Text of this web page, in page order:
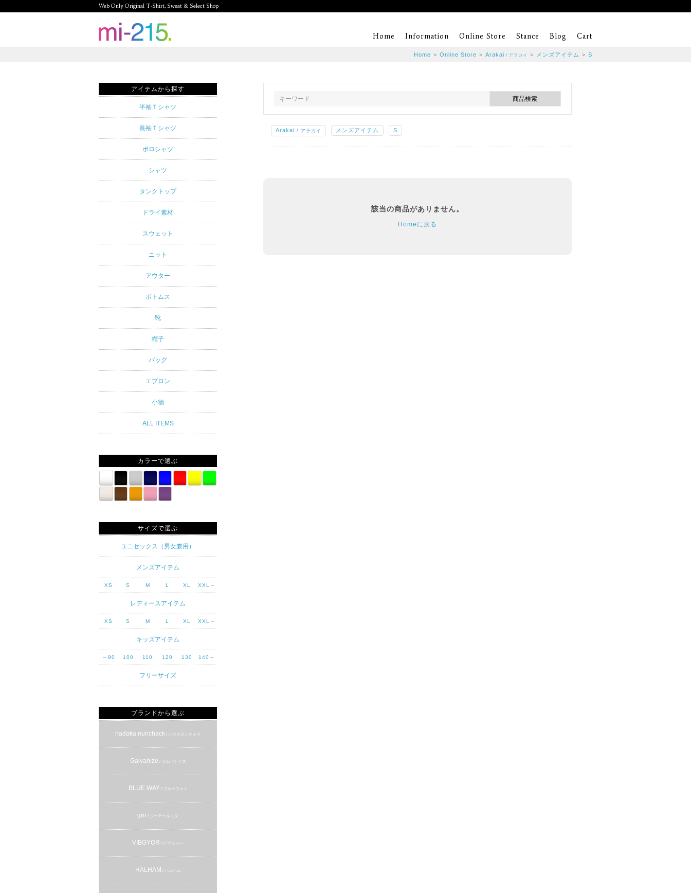
Web Only Original T-Shirt, Sweat & Select Shop
mi-215.
Original T-
Sweat &
Select
Shop mi-
215. Tシャ
ツを中心と
したカジュ
アルスタイ
ルブランド
専門通販
Home Information Online Store Stance Blog Cart
Home > Online Store > Arakai / アラカイ > メンズアイテム > S
Arakai / アラカイ メンズアイテム S
該当の商品がありません。
Homeに戻る
アイテムから探す
半袖Ｔシャツ
長袖Ｔシャツ
ポロシャツ
シャツ
タンクトップ
ドライ素材
スウェット
ニット
アウター
ボトムス
靴
帽子
バッグ
エプロン
小物
ALL ITEMS
カラーで選ぶ
サイズで選ぶ
ユニセックス（男女兼用）
メンズアイテム
XS S M L XL XXL～
レディースアイテム
XS S M L XL XXL～
キッズアイテム
～90 100 110 120 130 140～
フリーサイズ
ブランドから選ぶ
hadaka nunchack/ ハダカヌンチャク
Galvanize / ガルバナイズ
BLUE WAY / ブルーウェイ
grn / ジーアールエヌ
VIBGYOR / ビブジョー
HALHAM / ハルハム